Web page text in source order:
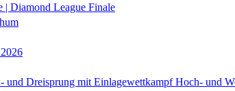
| Diamond League Finale
und Dreisprung mit Einlagewettkampf Hoch- und